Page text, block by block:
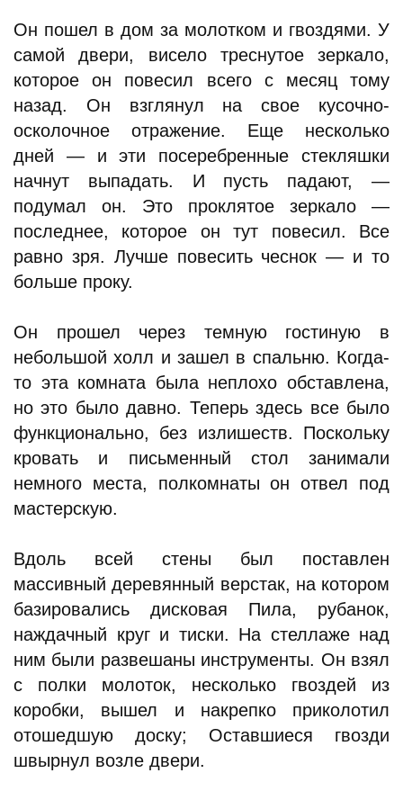
Он пошел в дом за молотком и гвоздями. У
самой двери, висело треснутое зеркало,
которое он повесил всего с месяц тому
назад. Он взглянул на свое кусочно-
осколочное отражение. Еще несколько
дней — и эти посеребренные стекляшки
начнут выпадать. И пусть падают, —
подумал он. Это проклятое зеркало —
последнее, которое он тут повесил. Все
равно зря. Лучше повесить чеснок — и то
больше проку.
Он прошел через темную гостиную в
небольшой холл и зашел в спальню. Когда-
то эта комната была неплохо обставлена,
но это было давно. Теперь здесь все было
функционально, без излишеств. Поскольку
кровать и письменный стол занимали
немного места, полкомнаты он отвел под
мастерскую.
Вдоль всей стены был поставлен
массивный деревянный верстак, на котором
базировались дисковая Пила, рубанок,
наждачный круг и тиски. На стеллаже над
ним были развешаны инструменты. Он взял
с полки молоток, несколько гвоздей из
коробки, вышел и накрепко приколотил
отошедшую доску; Оставшиеся гвозди
швырнул возле двери.